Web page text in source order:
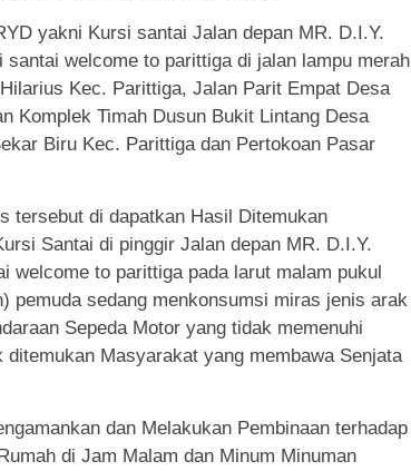
yakni Kursi santai Jalan depan MR. D.I.Y.
welcome to parittiga di jalan lampu merah
Kec. Parittiga, Jalan Parit Empat Desa
Komplek Timah Dusun Bukit Lintang Desa
Biru Kec. Parittiga dan Pertokoan Pasar
tersebut di dapatkan Hasil Ditemukan
Santai di pinggir Jalan depan MR. D.I.Y.
welcome to parittiga pada larut malam pukul
pemuda sedang menkonsumsi miras jenis arak
Sepeda Motor yang tidak memenuhi
Masyarakat yang membawa Senjata
dan Melakukan Pembinaan terhadap
di Jam Malam dan Minum Minuman